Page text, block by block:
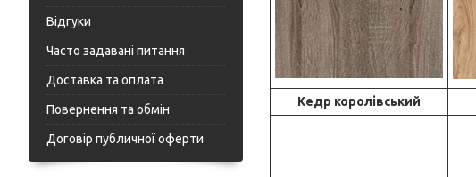
Відгуки
Часто задавані питання
Доставка та оплата
Повернення та обмін
Договір публичної оферти
Кедр королівський